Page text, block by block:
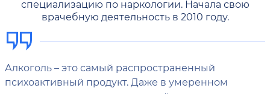
специализацию по наркологии. Начала свою
врачебную деятельность в 2010 году.
Алкоголь – это самый распространенный
психоактивный продукт. Даже в умеренном